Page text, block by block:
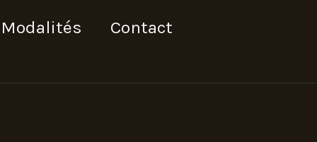
Modalités Contact